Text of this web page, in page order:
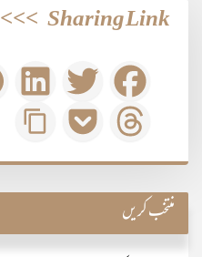
Sharing Link
>>>
منتخب کریں